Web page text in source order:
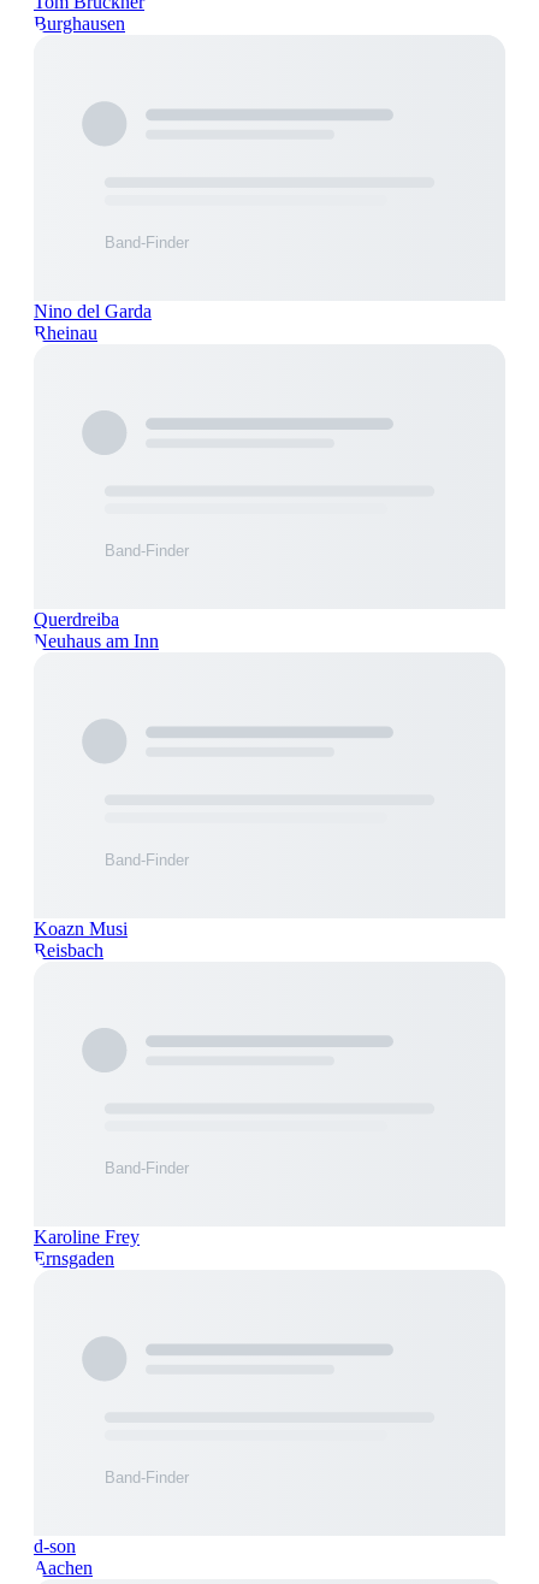
Burghausen
Nino del Garda
Rheinau
Querdreiba
Neuhaus am Inn
Koazn Musi
Reisbach
Karoline Frey
Ernsgaden
d-son
Aachen